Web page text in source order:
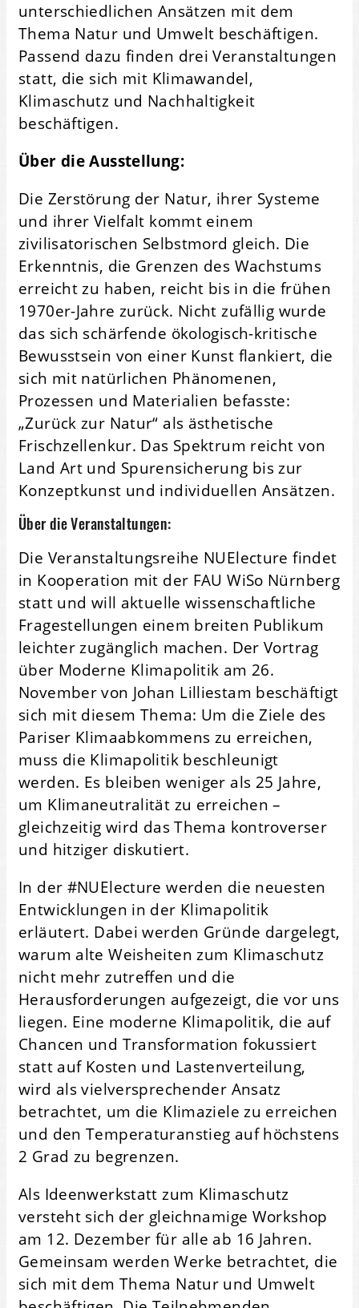
unterschiedlichen Ansätzen mit dem
Thema Natur und Umwelt beschäftigen.
Passend dazu finden drei Veranstaltungen
statt, die sich mit Klimawandel,
Klimaschutz und Nachhaltigkeit
beschäftigen.
Über die Ausstellung:
Die Zerstörung der Natur, ihrer Systeme
und ihrer Vielfalt kommt einem
zivilisatorischen Selbstmord gleich. Die
Erkenntnis, die Grenzen des Wachstums
erreicht zu haben, reicht bis in die frühen
1970er-Jahre zurück. Nicht zufällig wurde
das sich schärfende ökologisch-kritische
Bewusstsein von einer Kunst flankiert, die
sich mit natürlichen Phänomenen,
Prozessen und Materialien befasste:
„Zurück zur Natur“ als ästhetische
Frischzellenkur. Das Spektrum reicht von
Land Art und Spurensicherung bis zur
Konzeptkunst und individuellen Ansätzen.
Über die Veranstaltungen:
Die Veranstaltungsreihe NUElecture findet
in Kooperation mit der FAU WiSo Nürnberg
statt und will aktuelle wissenschaftliche
Fragestellungen einem breiten Publikum
leichter zugänglich machen. Der Vortrag
über Moderne Klimapolitik am 26.
November von Johan Lilliestam beschäftigt
sich mit diesem Thema: Um die Ziele des
Pariser Klimaabkommens zu erreichen,
muss die Klimapolitik beschleunigt
werden. Es bleiben weniger als 25 Jahre,
um Klimaneutralität zu erreichen –
gleichzeitig wird das Thema kontroverser
und hitziger diskutiert.
In der #NUElecture werden die neuesten
Entwicklungen in der Klimapolitik
erläutert. Dabei werden Gründe dargelegt,
warum alte Weisheiten zum Klimaschutz
nicht mehr zutreffen und die
Herausforderungen aufgezeigt, die vor uns
liegen. Eine moderne Klimapolitik, die auf
Chancen und Transformation fokussiert
statt auf Kosten und Lastenverteilung,
wird als vielversprechender Ansatz
betrachtet, um die Klimaziele zu erreichen
und den Temperaturanstieg auf höchstens
2 Grad zu begrenzen.
Als Ideenwerkstatt zum Klimaschutz
versteht sich der gleichnamige Workshop
am 12. Dezember für alle ab 16 Jahren.
Gemeinsam werden Werke betrachtet, die
sich mit dem Thema Natur und Umwelt